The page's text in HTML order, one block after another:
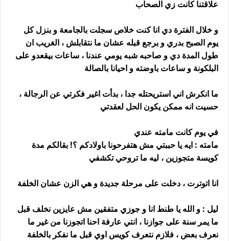
علاقتنا كانت زي الصحاب
و خلال الفترة دي انا كنت خلاص سجلت بالجامعة و بنزل كل
يوم الصبح بدري و برجع قبله عشان ما نتقابلش ، الغريب ان
طول المدة دي و صاحبه شبه يومي عندنا ، ساعات بيقعدو على
البلكونة و ساعات باوضته و احيانا بالصالة
ما انكرش اني استريحتله جدا ، بدأت اغير فكرتي عن الرجالة ،
حسيت انه ممكن يكون الحل لعقدتي
في يوم كانت مامته عندي
مامته : ايه يا حببتي مش هتفرحونا باولادكم ؟! بقالكم مدة
كويسة متجوزين ، ليه ما تروحي تكشفي
انا اتوترت ، دخلت على مرحلة جديدة و هي الزن عشان الخلفة
ليل : و الله يا طنط انا و جوزي متفقين مش عايزين نخلف قبل
ما يمر سنة على جوازنا ، انتي عارفة احنا اتجوزنا من غير ما
نعرف بعض ، فلازم نتعرف كويس اوي قبل ما نفكر بالخلفة